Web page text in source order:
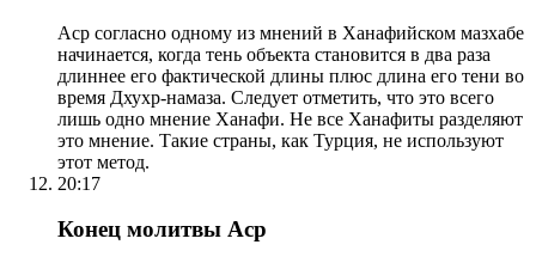
Аср согласно одному из мнений в Ханафийском мазхабе
начинается, когда тень объекта становится в два раза
длиннее его фактической длины плюс длина его тени во
время Дхухр-намаза. Следует отметить, что это всего
лишь одно мнение Ханафи. Не все Ханафиты разделяют
это мнение. Такие страны, как Турция, не используют
этот метод.
20:17
Конец молитвы Аср